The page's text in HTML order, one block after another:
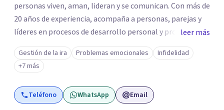
personas viven, aman, lideran y se comunican. Con más de
20 años de experiencia, acompaña a personas, parejas y
líderes en procesos de desarrollo personal y profesional.
Su trabajo se centra en la regulación emocional, las
relaciones de pareja, la comunicación efectiva y el
liderazgo consciente. Su metodología combina
psicología contemporánea, neurociencias y estrategias
de cambio basadas en evidencia para fortalecer la
leer más
Gestión de la ira Problemas emocionales
Infidelidad
+7 más
Teléfono WhatsApp Email